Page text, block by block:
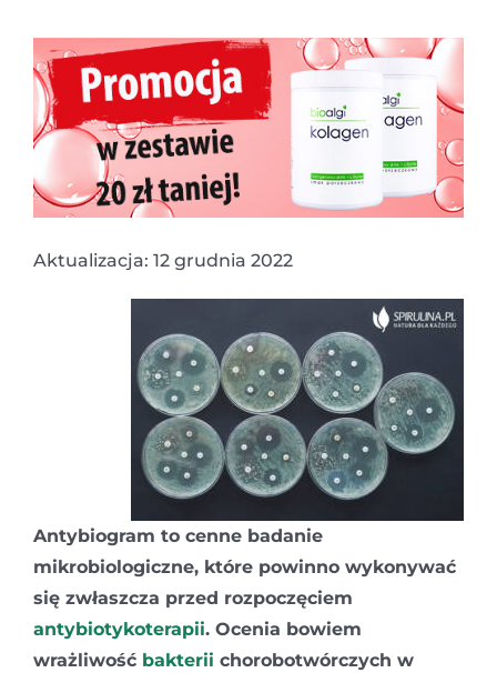
Aktualizacja: 12 grudnia 2022
Antybiogram to cenne badanie
mikrobiologiczne, które powinno wykonywać
się zwłaszcza przed rozpoczęciem
antybiotykoterapii. Ocenia bowiem
wrażliwość bakterii chorobotwórczych w